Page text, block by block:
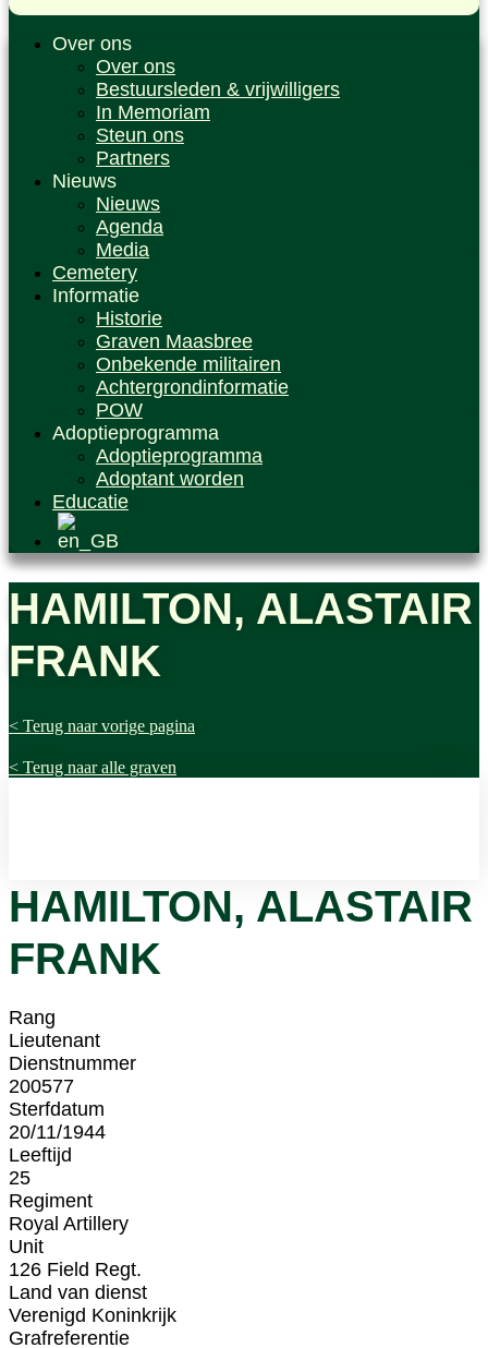
Over ons
Over ons
Bestuursleden & vrijwilligers
In Memoriam
Steun ons
Partners
Nieuws
Nieuws
Agenda
Media
Cemetery
Informatie
Historie
Graven Maasbree
Onbekende militairen
Achtergrondinformatie
POW
Adoptieprogramma
Adoptieprogramma
Adoptant worden
Educatie
HAMILTON, ALASTAIR
FRANK
< Terug naar vorige pagina
< Terug naar alle graven
HAMILTON, ALASTAIR
FRANK
Rang
Lieutenant
Dienstnummer
200577
Sterfdatum
20/11/1944
Leeftijd
25
Regiment
Royal Artillery
Unit
126 Field Regt.
Land van dienst
Verenigd Koninkrijk
Grafreferentie